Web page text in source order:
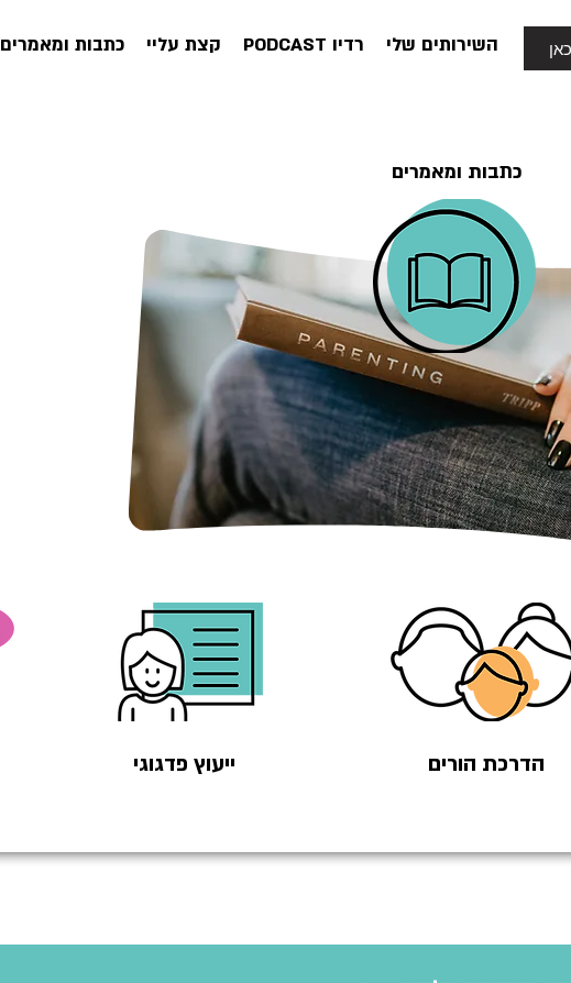
כתבות ומאמרים קצת עליי PODCAST רדיו השירותים שלי
כתבות ומאמרים
ייעוץ פדגוגי הדרכת הורים